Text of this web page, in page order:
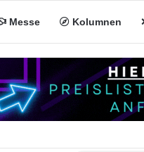
Messe Kolumnen